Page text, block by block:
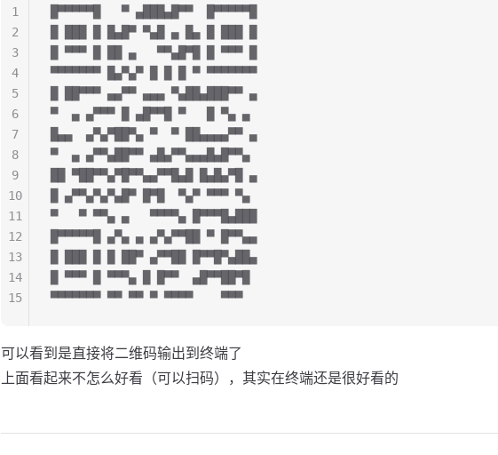
█▀▀▀▀▀█   ▀ ▄███▄█▀▀  █▀▀▀▀▀█
█ ███ █ █▄█▀ ▀▄█ ▄ █▄ █ ███ █
█ ▀▀▀ █ ██ ▄   ▀▀▄█▀█ █ ▀▀▀ █
▀▀▀▀▀▀▀ █▄▀▄▀ █ █ █ ▀ ▀▀▀▀▀▀▀
█ ██▀▀▀ ▄▄▀▀ ▄▄▄ ▀▄██▄███▀▀ ▄
▀  ▄ ▄▀▀▀ █ ▄█▀▀█ ▀   █ ▀▄ ▄
█▄▄  ▄▀▄▀██▀▄ ▀  ▀ ██▄▄▄▄▀▀ ▄
▀  ▄ ▄▀▀▄██▀▀ ▄█▄▀▀▄▄▄█▄█▀▀▄
██ ▀██▀▀▄▀█▀▀▄▄▀▀█▄█ █▄█▄▀█ ▄
█ ▄▀▀▄▀▄▀▄█▀ █▀█  ▀▄▀ ▀▀▀ ▀▄
▀   ▀ ▀▀▄ ▄   ▀▀▀▀▄ █▀▀▀█▄███
█▀▀▀▀▀█ ▄▀▄ ▄ ▄▀▄▀▀██ ▀ █▀▀▄▄
█ ███ █ █ ██▀ ▄▀▀██ █▀▀█▀▄██▄
█ ▀▀▀ █ ▀▀▀▄ █ █▀▀  ▄█▀▀██▀█
▀▀▀▀▀▀▀ ▀▀ ▀▀ ▀ ▀▀▀▀    ▀▀▀
1
2
3
4
5
6
7
8
9
10
11
12
13
14
15
可以看到是直接将二维码输出到终端了
上面看起来不怎么好看（可以扫码），其实在终端还是很好看的